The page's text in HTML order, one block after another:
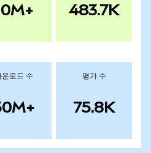
483.7K
운로드 수 평가 수
75.8K